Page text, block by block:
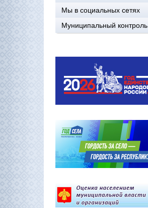
Мы в социальных сетях
Муниципальный контроль